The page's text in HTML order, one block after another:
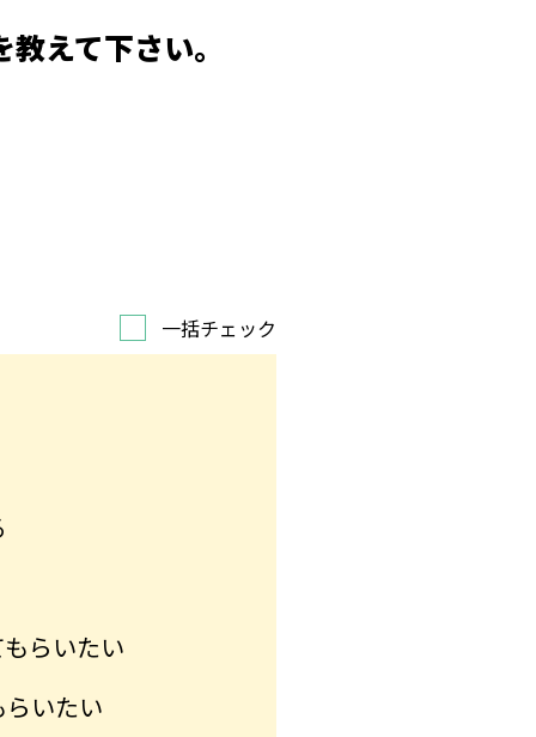
えて下さい。
一括チェック
らいたい
いたい